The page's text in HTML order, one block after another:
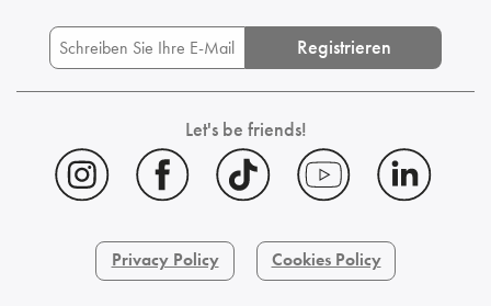
Registrieren
Let's be friends!
Privacy Policy Cookies Policy